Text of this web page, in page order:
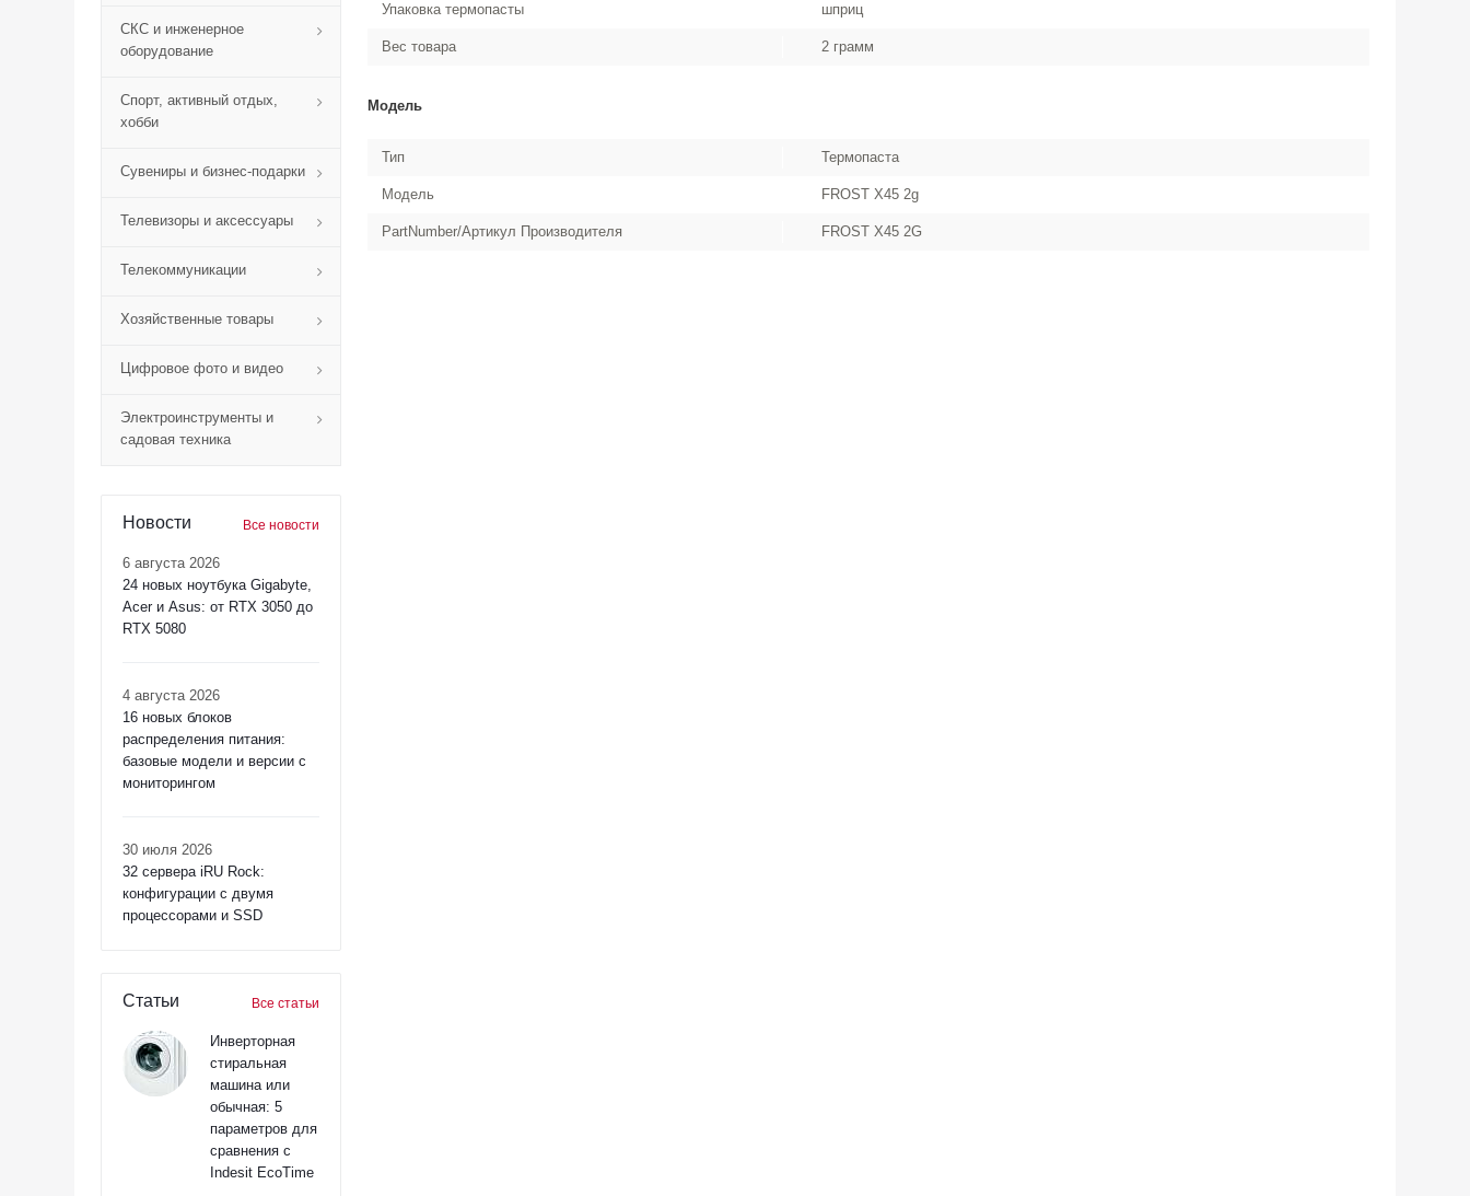
СКС и инженерное
оборудование
Спорт, активный отдых,
хобби
Сувениры и бизнес-подарки
Телевизоры и аксессуары
Телекоммуникации
Хозяйственные товары
Цифровое фото и видео
Электроинструменты и
садовая техника
Новости Все новости
6 августа 2026
24 новых ноутбука Gigabyte,
Acer и Asus: от RTX 3050 до
RTX 5080
4 августа 2026
16 новых блоков
распределения питания:
базовые модели и версии с
мониторингом
30 июля 2026
32 сервера iRU Rock:
конфигурации с двумя
процессорами и SSD
Статьи Все статьи
Инверторная
стиральная
машина или
обычная: 5
параметров для
сравнения с
Indesit EcoTime
Упаковка термопасты шприц
Вес товара 2 грамм
Модель
Тип Термопаста
Модель FROST X45 2g
PartNumber/Артикул Производителя FROST X45 2G